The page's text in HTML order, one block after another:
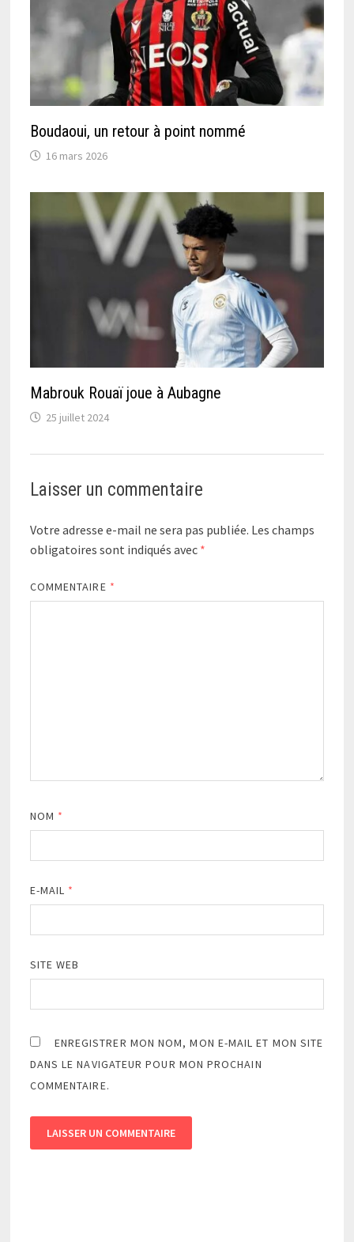
Boudaoui, un retour à point nommé
16 mars 2026
Mabrouk Rouaï joue à Aubagne
25 juillet 2024
Laisser un commentaire
Votre adresse e-mail ne sera pas publiée. Les champs
obligatoires sont indiqués avec *
COMMENTAIRE *
NOM *
E-MAIL *
SITE WEB
ENREGISTRER MON NOM, MON E-MAIL ET MON SITE
DANS LE NAVIGATEUR POUR MON PROCHAIN
COMMENTAIRE.